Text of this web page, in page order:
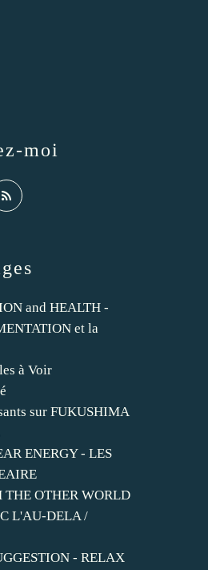
and HEALTH -
et la
à Voir
sur FUKUSHIMA
ENERGY - LES
THE OTHER WORLD
L'AU-DELA /
- RELAX
moi